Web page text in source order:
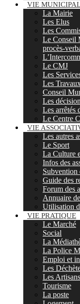
VIE
La Mairie
Les Elus
Les
Le Conseil
procès-
Le CMJ
Les
Les
Conseil
Les
Les arrêtés
Le Centre
VIE
Les autres
Le Sport
La Culture
Infos des
Subvention
Guide des
Forum des
Annuaire
Utilisation
VIE PRATIQUE
Le Marché
Social
La
La Police
Emploi et
Les
Les
Tourisme
La poste